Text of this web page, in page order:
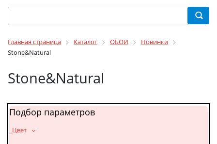
Главная страница Каталог ОБОИ
Новинки
Stone&Natural
Stone&Natural
Подбор параметров
_Цвет